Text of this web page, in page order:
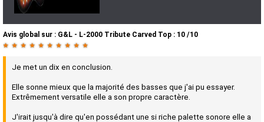
Avis global sur : G&L - L-2000 Tribute Carved Top : 10 /10
★ ★ ★ ★ ★ ★ ★ ★ ★ ★
Je met un dix en conclusion.
Elle sonne mieux que la majorité des basses que j'ai pu essayer.
Extrêmement versatile elle a son propre caractère.
J'irait jusqu'à dire qu'en possédant une si riche palette sonore elle a